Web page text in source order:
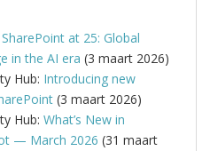
SharePoint at 25: Global
in the AI era (3 maart 2026)
Hub: Introducing new
(3 maart 2026)
Hub: What’s New in
— March 2026 (31 maart